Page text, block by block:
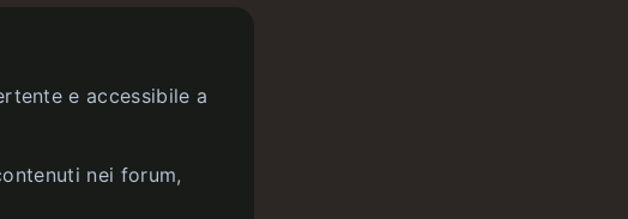
e accessibile a
nei forum,